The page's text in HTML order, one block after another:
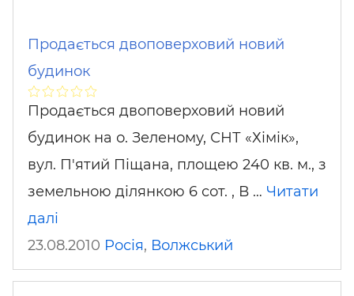
Продається двоповерховий новий
будинок
Продається двоповерховий новий
будинок на о. Зеленому, СНТ «Хімік»,
вул. П'ятий Піщана, площею 240 кв. м., з
земельною ділянкою 6 сот. , В … Читати
далі
23.08.2010 Росія, Волжський